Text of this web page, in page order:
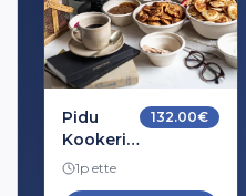
Pidu
Kookeriga
10-le
132.00€
1p ette